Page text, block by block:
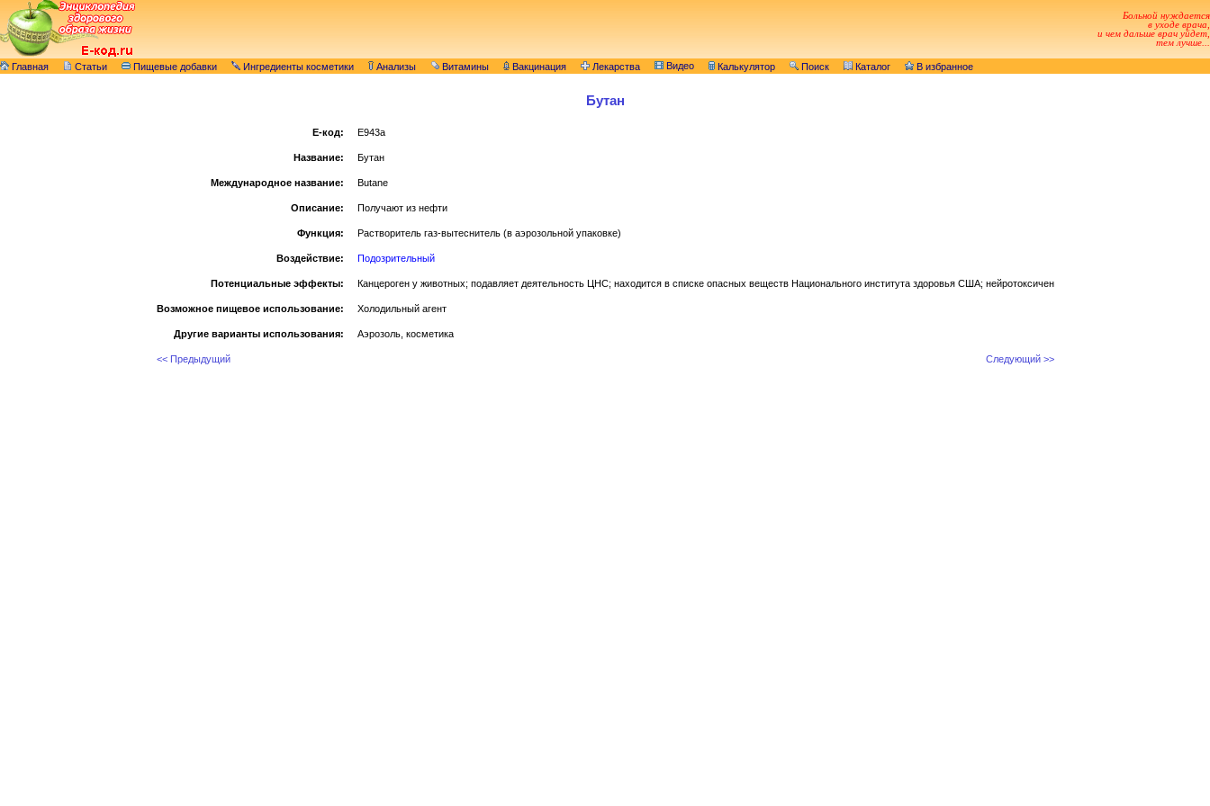
Больной нуждается
в уходе врача,
и чем дальше врач уйдет,
тем лучше...
Главная Статьи Пищевые добавки Ингредиенты косметики Анализы Витамины Вакцинация Лекарства Видео Калькулятор Поиск Каталог В избранное
Бутан
E-код: E943a
Название: Бутан
Международное название: Butane
Описание: Получают из нефти
Функция: Растворитель газ-вытеснитель (в аэрозольной упаковке)
Воздействие: Подозрительный
Потенциальные эффекты: Канцероген у животных; подавляет деятельность ЦНС; находится в списке опасных веществ Национального института здоровья США; нейротоксичен
Возможное пищевое использование: Холодильный агент
Другие варианты использования: Аэрозоль, косметика
<< Предыдущий Следующий >>